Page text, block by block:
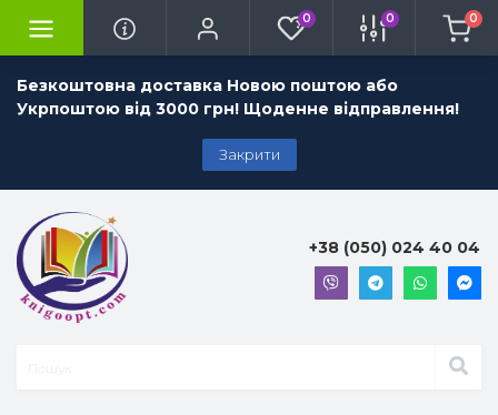
Безкоштовна доставка Новою поштою або
Укрпоштою від 3000 грн! Щоденне відправлення!
Закрити
0 0 0
+38 (050) 024 40 04